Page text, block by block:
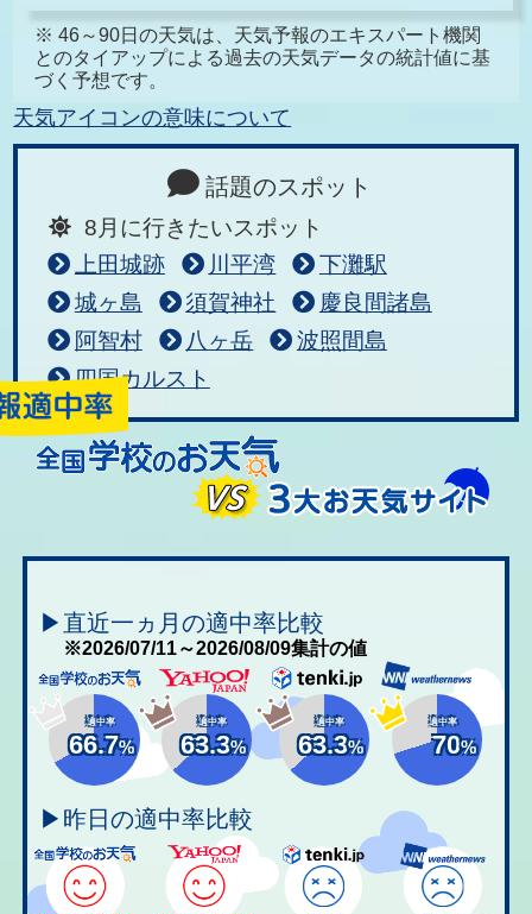
※ 46～90日の天気は、天気予報のエキスパート機関
とのタイアップによる過去の天気データの統計値に基
づく予想です。
天気アイコンの意味について
話題のスポット
8月に行きたいスポット
上田城跡
川平湾
下灘駅
城ヶ島
須賀神社
慶良間諸島
阿智村
八ヶ岳
波照間島
四国カルスト
▶直近一ヵ月の適中率比較
※2026/07/11～2026/08/09集計の値
適中率
66.7%
適中率
63.3%
適中率
63.3%
適中率
70%
▶昨日の適中率比較